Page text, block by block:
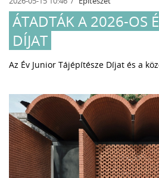
ÁTADTÁK A 2026-OS
DÍJAT
Az Év Junior Tájépítésze Díjat és a